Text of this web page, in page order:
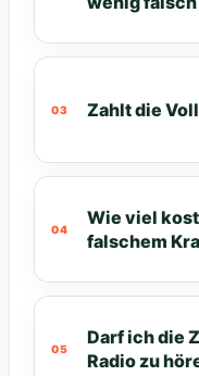
Zahlt die
Wie viel
falschem
Darf ich die
Radio zu